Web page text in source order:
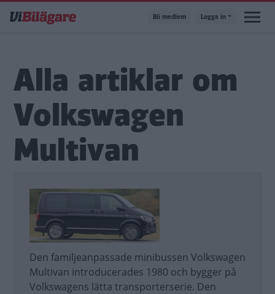
till
Bli medlem Logga in
Alla artiklar om
Volkswagen
Multivan
Den familjeanpassade minibussen Volkswagen
Multivan introducerades 1980 och bygger på
Volkswagens lätta transporterserie. Den